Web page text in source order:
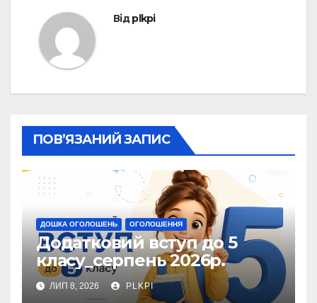
Відplkpi
ПОВ’ЯЗАНИЙ ЗАПИС
ДОШКА ОГОЛОШЕНЬ ОГОЛОШЕННЯ
Додатковий вступ до 5
класу_серпень 2026р.
ЛИП 8, 2026 PLKPI